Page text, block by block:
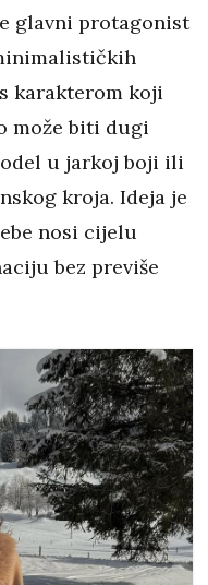
glavni protagonist
karakterom koji
može biti dugi
u jarkoj boji ili
kroja. Ideja je
nosi cijelu
bez previše